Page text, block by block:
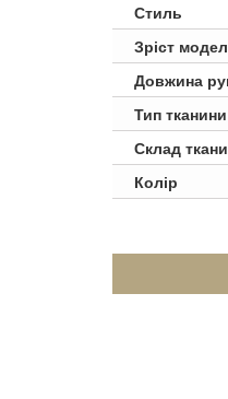
Стиль
Зріст
Довжина
Тип тканини
Склад
Колір